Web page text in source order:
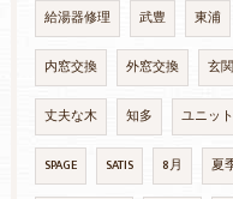
給湯器修理 武豊 東浦
内窓交換 外窓交換 玄
丈夫な木 知多 ユニッ
SPAGE SATIS 8月 夏